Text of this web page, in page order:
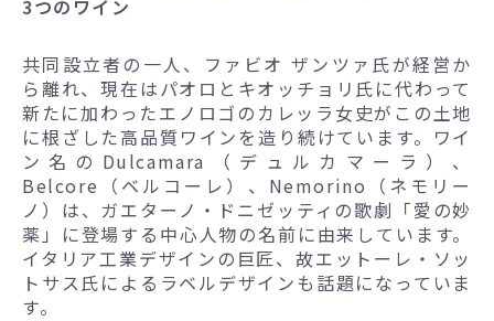
3つのワイン
共同設立者の一人、ファビオ ザンツァ氏が経営か
ら離れ、現在はパオロとキオッチョリ氏に代わって
新たに加わったエノロゴのカレッラ女史がこの土地
に根ざした高品質ワインを造り続けています。ワイ
ン名のDulcamara（デュルカマーラ）、
Belcore（ベルコーレ）、Nemorino（ネモリー
ノ）は、ガエターノ・ドニゼッティの歌劇「愛の妙
薬」に登場する中心人物の名前に由来しています。
イタリア工業デザインの巨匠、故エットーレ・ソッ
トサス氏によるラベルデザインも話題になっていま
す。